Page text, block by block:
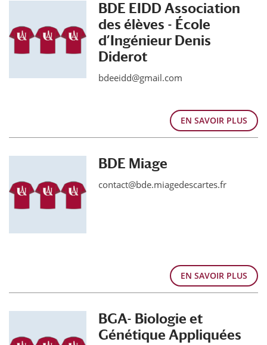
BDE EIDD Association
des élèves - École
d’Ingénieur Denis
Diderot
bdeeidd@gmail.com
EN SAVOIR PLUS
BDE Miage
contact@bde.miagedescartes.fr
EN SAVOIR PLUS
BGA- Biologie et
Génétique Appliquées